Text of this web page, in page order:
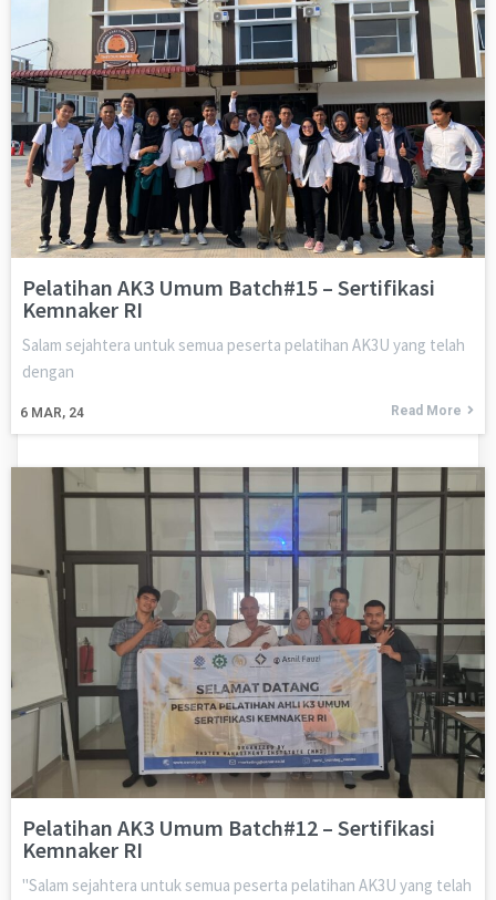
Pelatihan AK3 Umum Batch#15 – Sertifikasi
Kemnaker RI
6 MAR, 24
Salam sejahtera untuk semua peserta pelatihan AK3U yang telah
dengan
Read More
Pelatihan AK3 Umum Batch#12 – Sertifikasi
Kemnaker RI
"Salam sejahtera untuk semua peserta pelatihan AK3U yang telah